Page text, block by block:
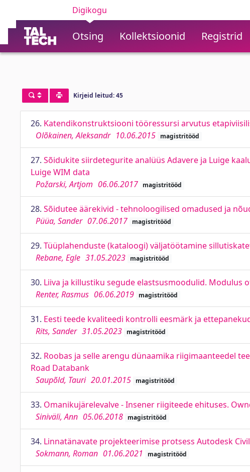
Digikogu
Otsing Kollektsioonid Registrid
Kirjeid leitud: 45
26. Katendikonstruktsiooni tööressursi arvutus
Olõkainen, Aleksandr 10.06.2015 magistritööd
27. Sõidukite siirdetegurite analüüs Adavere ja Luige
Luige WIM data
Požarski, Artjom 06.06.2017 magistritööd
28. Sõidutee äärekivid - tehnoloogilised omadused ja
Püüa, Sander 07.06.2017 magistritööd
29. Tüüplahenduste (kataloogi) väljatöötamine
Rebane, Egle 31.05.2023 magistritööd
30. Liiva ja killustiku segude elastsusmoodulid. Modulus
Renter, Rasmus 06.06.2019 magistritööd
31. Eesti teede kvaliteedi kontrolli eesmärk ja
Rits, Sander 31.05.2023 magistritööd
32. Roobas ja selle arengu dünaamika riigimaanteedel
Road Databank
Saupõld, Tauri 20.01.2015 magistritööd
33. Omanikujärelevalve - Insener riigiteede ehituses.
Siniväli, Ann 05.06.2018 magistritööd
34. Linnatänavate projekteerimise protsess Autodesk
Sokmann, Roman 01.06.2021 magistritööd